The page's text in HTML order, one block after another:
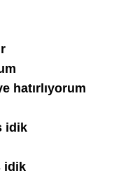
hatırlıyorum
idik
idik